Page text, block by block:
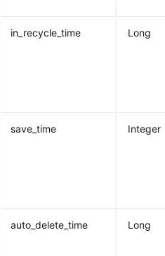
in_recycle_time Long
save_time Integer
auto_delete_time Long